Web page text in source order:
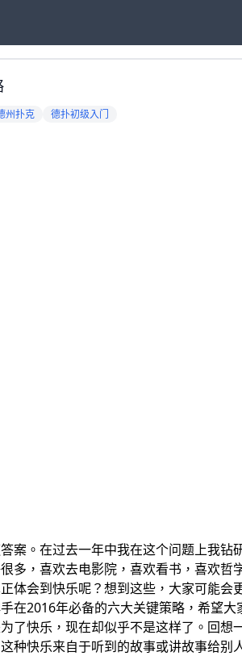
州扑克 德扑初级入门
案。在过去一年中我在这个问题上我
多，喜欢去电影院，喜欢看书，喜欢
体会到快乐呢？想到这些，大家可能
在2016年必备的六大关键策略，希望
了快乐，现在却似乎不是这样了。回
种快乐来自于听到的故事或讲故事给别